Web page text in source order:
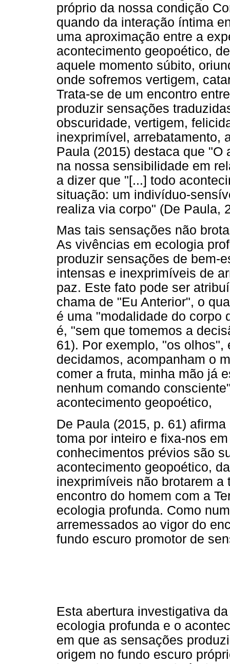
próprio da nossa condição
quando da interação íntima
uma aproximação entre a
acontecimento geopoético,
aquele momento súbito,
onde sofremos vertigem,
Trata-se de um encontro
produzir sensações
obscuridade, vertigem,
inexprimível, arrebatamento,
Paula (2015) destaca que
na nossa sensibilidade em
a dizer que "[...] todo
situação: um indivíduo-
realiza via corpo" (De Paula,
Mas tais sensações não
As vivências em ecologia
produzir sensações de bem-
intensas e inexprimíveis de
paz. Este fato pode ser
chama de "Eu Anterior", o
é uma "modalidade do corpo
é, "sem que tomemos a
61). Por exemplo, "os
decidamos, acompanham o
comer a fruta, minha mão já
nenhum comando
acontecimento geopoético,
De Paula (2015, p. 61)
toma por inteiro e fixa-nos
conhecimentos prévios são
acontecimento geopoético,
inexprimíveis não brotarem a
encontro do homem com a
ecologia profunda. Como
arremessados ao vigor do
fundo escuro promotor de
Esta abertura investigativa
ecologia profunda e o
em que as sensações
origem no fundo escuro